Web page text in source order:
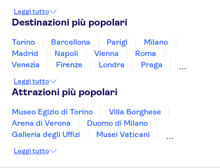
Empire State Building
Slovenia
Thailandia Tunisia
Vietnam
Leggi tutto
Destinazioni più popolari
Torino Barcellona Parigi
Milano
Madrid
Napoli Vienna
Roma
Venezia
Firenze Londra
Praga
Bologna
Malta Genova
Leggi tutto
Attrazioni più popolari
Museo Egizio di Torino
Villa Borghese
Arena di Verona
Duomo di Milano
Galleria degli Uffizi
Musei Vaticani
Museo del Louvre
Leggi tutto